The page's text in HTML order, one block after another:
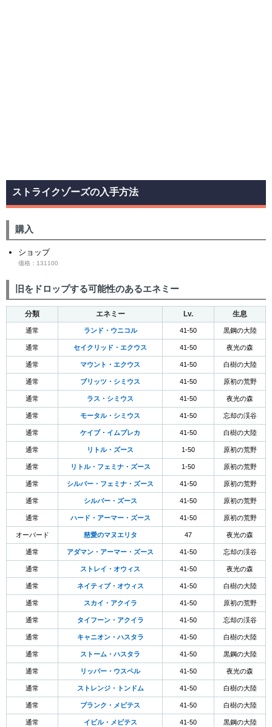
ストライクゾーズの入手方法
購入
ショップ
価格：131100
旧をドロップする可能性のあるエネミー
分類 エネミー Lv. 生息
通常 ランド・ウニコル 41-50 黒鋼の大陸
通常 セイクリッド・エクウス 41-50 夜光の森
通常 マウント・エクウス 41-50 白樹の大陸
通常 ブリッツ・シミウス 41-50 原初の荒野
通常 ラス・シミウス 41-50 夜光の森
通常 モータル・シミウス 41-50 忘却の渓谷
通常 ケイブ・イムプレカ 41-50 白樹の大陸
通常 リトル・ズース 1-50 原初の荒野
通常 リトル・フェミナ・ズース 1-50 原初の荒野
通常 シルバー・フェミナ・ズース 41-50 原初の荒野
通常 シルバー・ズース 41-50 原初の荒野
通常 ハード・アーマー・ズース 41-50 原初の荒野
オーバード 慈愛のマヌエリタ 47 夜光の森
通常 アダマン・アーマー・ズース 41-50 忘却の渓谷
通常 ストレイ・オウィス 41-50 夜光の森
通常 ネイティブ・オウィス 41-50 白樹の大陸
通常 スカイ・アクイラ 41-50 原初の荒野
通常 タイフーン・アクイラ 41-50 忘却の渓谷
通常 キャニオン・ハスタラ 41-50 白樹の大陸
通常 ストーム・ハスタラ 41-50 黒鋼の大陸
通常 リッパー・ウスペル 41-50 夜光の森
通常 ストレンジ・トンドム 41-50 白樹の大陸
通常 プランク・メピテス 41-50 白樹の大陸
通常 イビル・メピテス 41-50 黒鋼の大陸